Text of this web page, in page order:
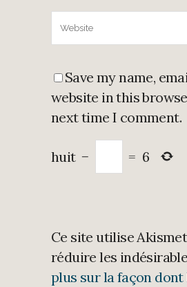
Save my name,
website in this
next time I comment.
huit − = 6
Ce site utilise
réduire les
plus sur la façon dont